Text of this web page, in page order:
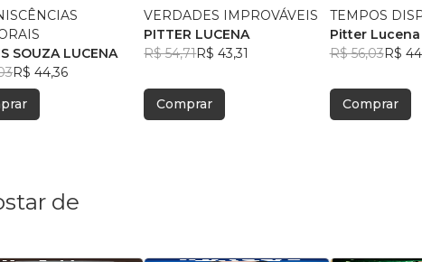
SOUZA LUCENA
R$ 44,36
VERDADES IMPROVÁVEIS
PITTER LUCENA
R$ 54,71R$ 43,31
Comprar
TEMPOS
Pitter Lucena
R$ 56,03R$
Comprar
de